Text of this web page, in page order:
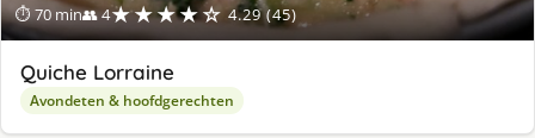
⏱ 70 min👥 4★★★★☆ 4.29 (45)
Quiche Lorraine
Avondeten & hoofdgerechten